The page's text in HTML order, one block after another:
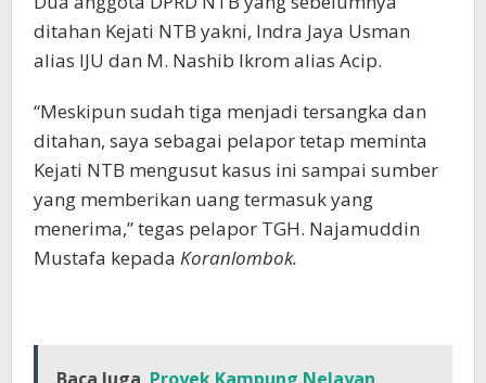
ditahan Kejati NTB yakni, Indra Jaya Usman
alias IJU dan M. Nashib Ikrom alias Acip.
“Meskipun sudah tiga menjadi tersangka dan
ditahan, saya sebagai pelapor tetap meminta
Kejati NTB mengusut kasus ini sampai sumber
yang memberikan uang termasuk yang
menerima,” tegas pelapor TGH. Najamuddin
Mustafa kepada Koranlombok.